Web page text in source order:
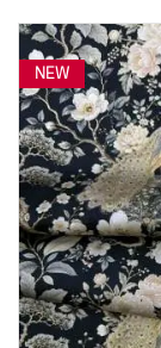
NEW